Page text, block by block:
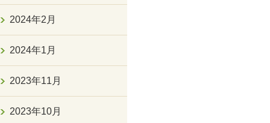
2024年2月
2024年1月
2023年11月
2023年10月